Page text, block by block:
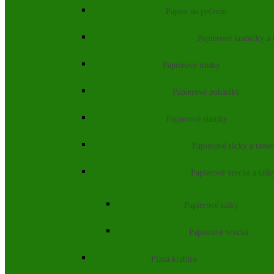
Papier na pečenie
Papierové krabičky a
Papierové misky
Papierové poháriky
Papierové slamky
Papierové tácky a
Papierové vrecká a
Papierové tašky
Papierové vrecká
Pizza krabice